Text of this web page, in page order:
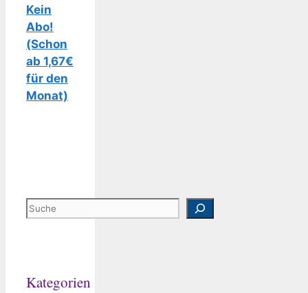
Kein
Abo!
(Schon
ab 1,67€
für den
Monat)
Suchen
Kategorien